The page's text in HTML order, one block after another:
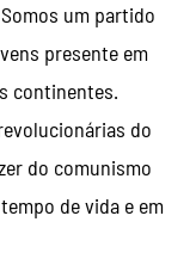
um partido
presente em
continentes.
do
do comunismo
de vida e em